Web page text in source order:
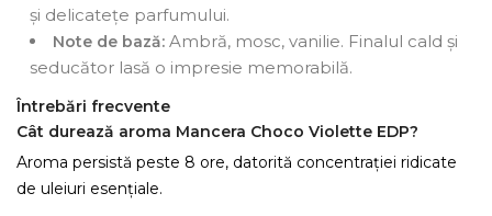
și delicatețe parfumului.
Note de bază: Ambră, mosc, vanilie. Finalul cald și
seducător lasă o impresie memorabilă.
Întrebări frecvente
Cât durează aroma Mancera Choco Violette EDP?
Aroma persistă peste 8 ore, datorită concentrației ridicate
de uleiuri esențiale.